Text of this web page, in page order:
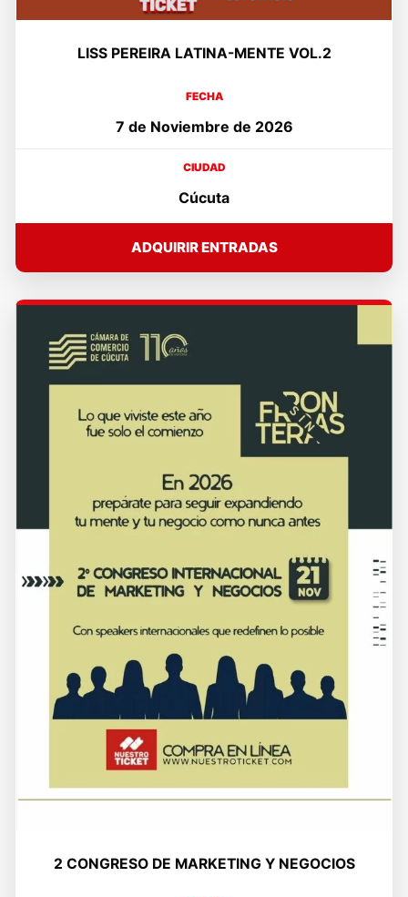
LISS PEREIRA LATINA-MENTE VOL.2
FECHA
7 de Noviembre de 2026
CIUDAD
Cúcuta
ADQUIRIR ENTRADAS
2 CONGRESO DE MARKETING Y NEGOCIOS